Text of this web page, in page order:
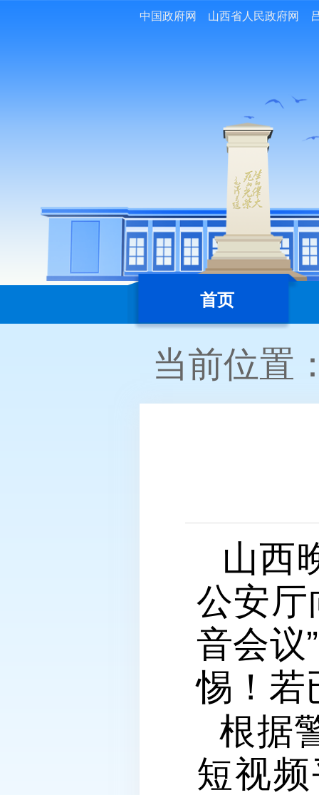
中国政府网 山西省人民政府网
首页
当前位置
山西
公安厅
音会议
惕！若
根据
短视